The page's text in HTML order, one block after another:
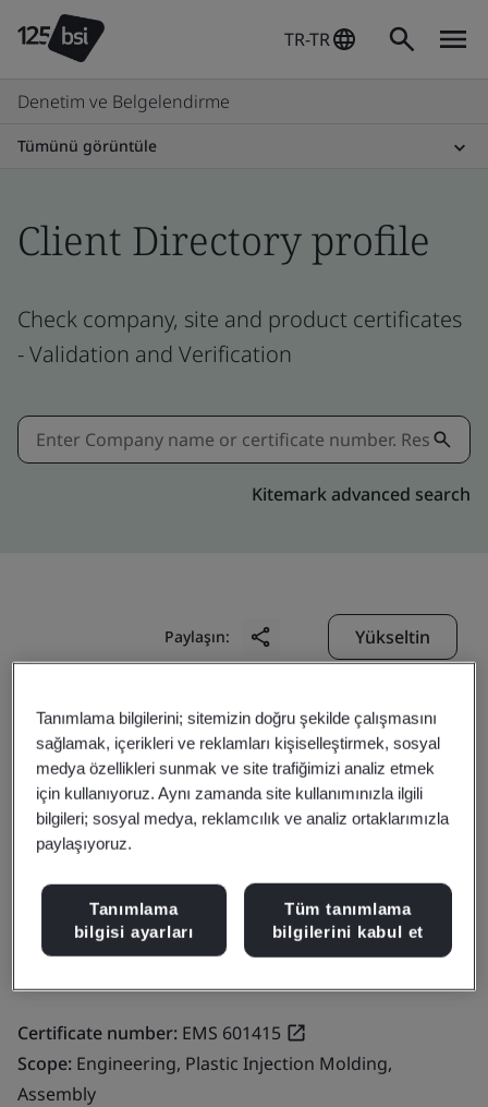
TR-TR
Denetim ve Belgelendirme
Tümünü görüntüle
Client Directory profile
Check company, site and product certificates
- Validation and Verification
Kitemark advanced search
Paylaşın: Yükseltin
Southco India Pvt. Ltd.
Plot No. A-6/5
Ranjangaon Industrial M.I.D.C.
Tal: Shirur
412 209
Certificate number: EMS 601415
Scope: Engineering, Plastic Injection Molding,
Assembly
Tanımlama bilgilerini; sitemizin doğru şekilde çalışmasını
sağlamak, içerikleri ve reklamları kişiselleştirmek, sosyal
medya özellikleri sunmak ve site trafiğimizi analiz etmek
için kullanıyoruz. Aynı zamanda site kullanımınızla ilgili
bilgileri; sosyal medya, reklamcılık ve analiz ortaklarımızla
paylaşıyoruz.
Tanımlama
bilgisi ayarları
Tüm tanımlama
bilgilerini kabul et